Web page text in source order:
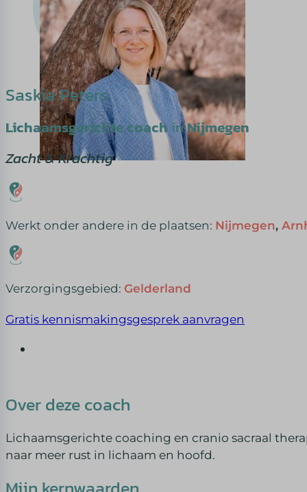
Saskia Peters
Lichaamsgerichte coach inNijmegen
Zacht & Krachtig
Werkt onder andere in de plaatsen: Nijmegen,
Verzorgingsgebied: Gelderland
Gratis kennismakingsgesprek aanvragen
Over deze coach
Lichaamsgerichte coaching en cranio sacraal
naar meer rust in lichaam en hoofd.